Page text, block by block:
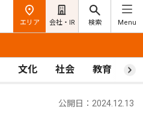
エリア 会社・IR 検索 Menu
文化 社会 教育 ス
公開日：2024.12.13